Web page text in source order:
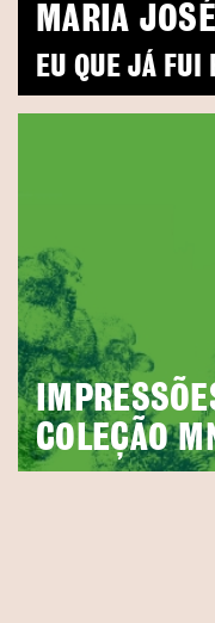
MARIA
EU QUE JÁ FUI
COLEÇÃO